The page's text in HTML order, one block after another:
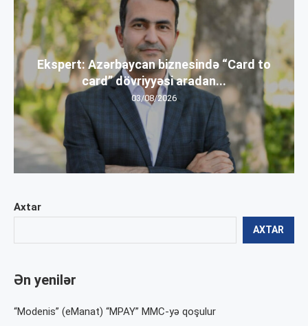
Axtar
AXTAR
Ən yenilər
“Modenis” (eManat) “MPAY” MMC-yə qoşulur
Ekspert: Azərbaycan biznesində “Card to
card” dövriyyəsi aradan...
03/08/2026